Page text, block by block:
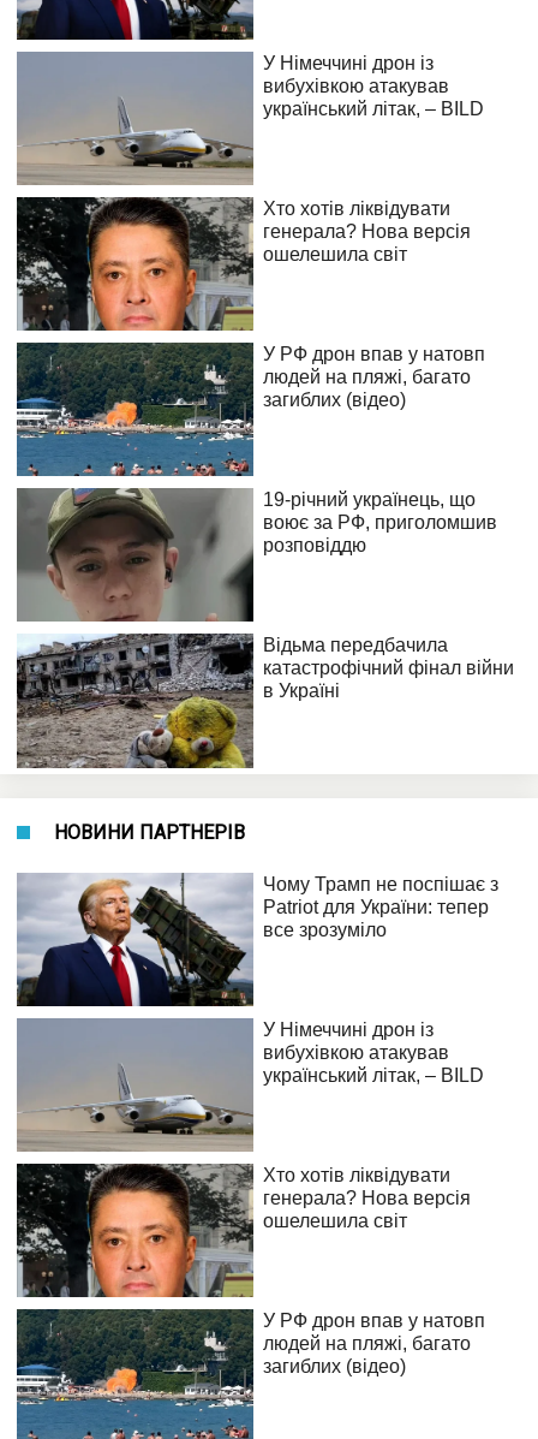
НОВИНИ ПАРТНЕРІВ